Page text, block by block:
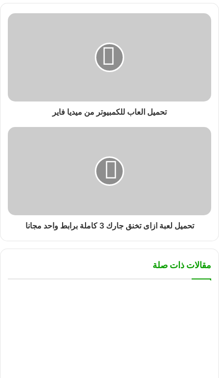
تحميل العاب للكمبيوتر من ميديا فاير
تحميل لعبة ازاى تخنق جارك 3 كاملة برابط واحد مجانا
مقالات ذات صلة